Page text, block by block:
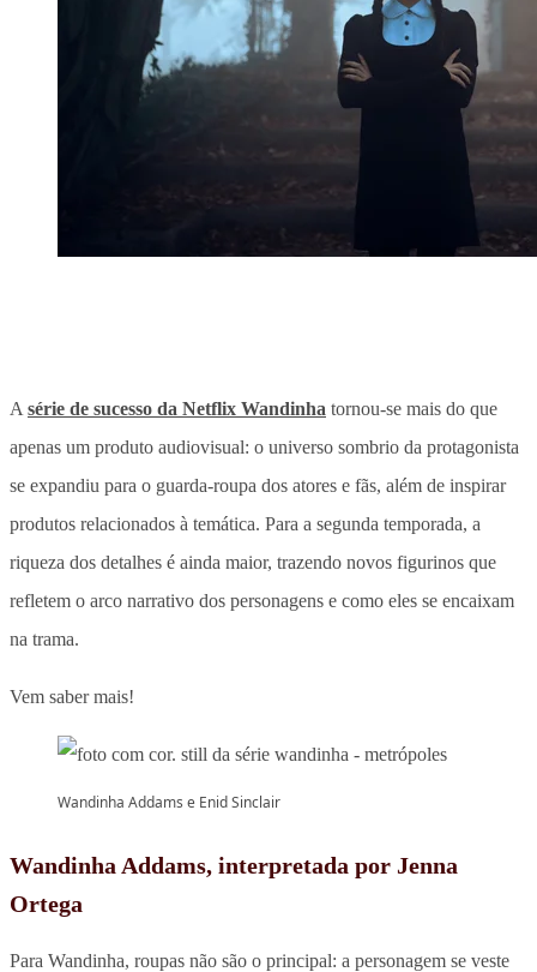
A série de sucesso da Netflix Wandinha tornou-se mais do que
apenas um produto audiovisual: o universo sombrio da protagonista
se expandiu para o guarda-roupa dos atores e fãs, além de inspirar
produtos relacionados à temática. Para a segunda temporada, a
riqueza dos detalhes é ainda maior, trazendo novos figurinos que
refletem o arco narrativo dos personagens e como eles se encaixam
na trama.
Vem saber mais!
Wandinha Addams e Enid Sinclair
Wandinha Addams, interpretada por Jenna
Ortega
Para Wandinha, roupas não são o principal: a personagem se veste